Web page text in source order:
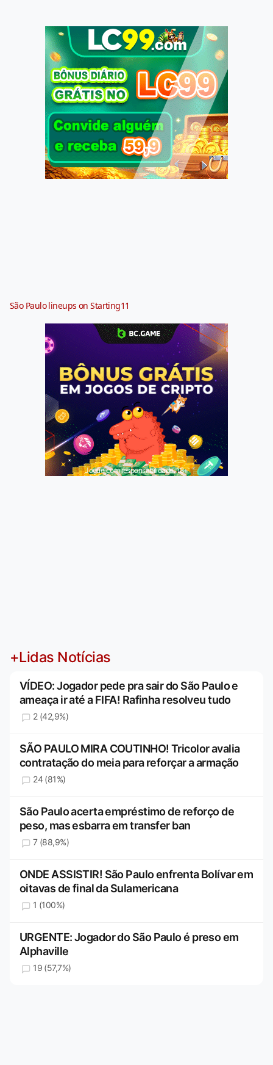
São Paulo lineups on Starting11
Jogue com responsabilidade. 18+
+Lidas Notícias
VÍDEO: Jogador pede pra sair do São Paulo e
ameaça ir até a FIFA! Rafinha resolveu tudo
2 (42,9%)
SÃO PAULO MIRA COUTINHO! Tricolor avalia
contratação do meia para reforçar a armação
24 (81%)
São Paulo acerta empréstimo de reforço de
peso, mas esbarra em transfer ban
7 (88,9%)
ONDE ASSISTIR! São Paulo enfrenta Bolívar em
oitavas de final da Sulamericana
1 (100%)
URGENTE: Jogador do São Paulo é preso em
Alphaville
19 (57,7%)